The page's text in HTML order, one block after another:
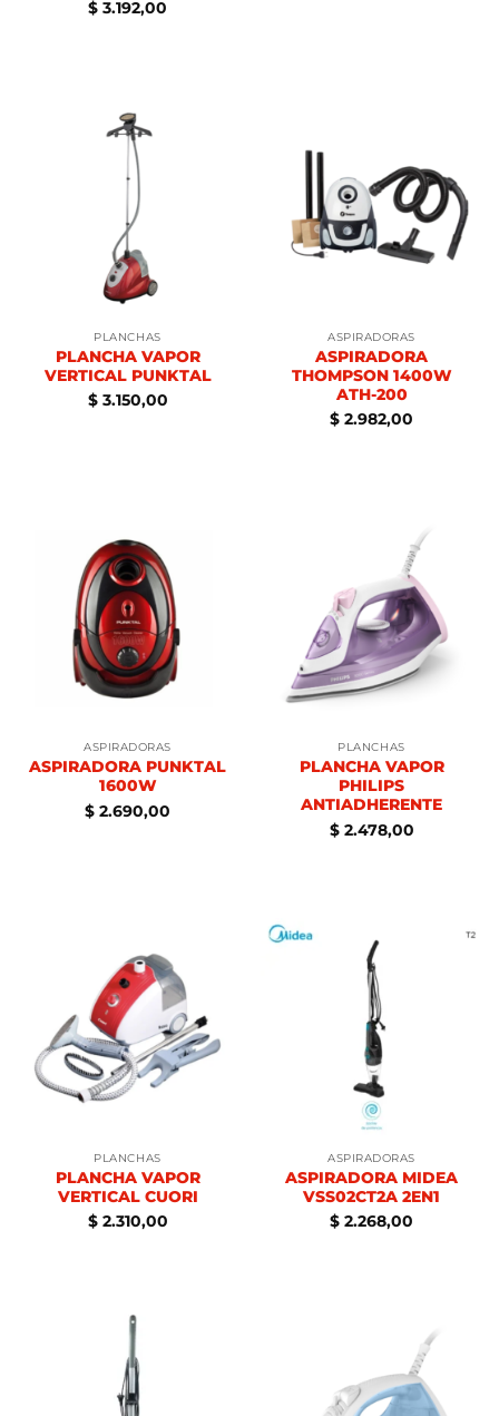
$ 3.192,00
PLANCHAS
PLANCHA VAPOR
VERTICAL PUNKTAL
$3.150,00
ASPIRADORAS
ASPIRADORA
THOMPSON 1400W
ATH-200
$ 2.982,00
ASPIRADORAS
ASPIRADORA PUNKTAL
1600W
$ 2.690,00
PLANCHAS
PLANCHA VAPOR
PHILIPS
ANTIADHERENTE
$2.478,00
PLANCHAS
PLANCHA VAPOR
VERTICAL CUORI
$2.310,00
ASPIRADORAS
ASPIRADORA MIDEA
VSS02CT2A 2EN1
$ 2.268,00